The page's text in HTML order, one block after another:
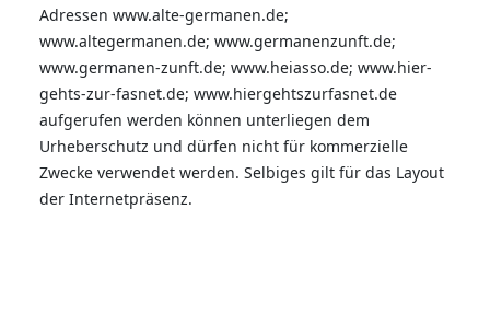
Adressen www.alte-germanen.de;
www.altegermanen.de; www.germanenzunft.de;
www.germanen-zunft.de; www.heiasso.de; www.hier-
gehts-zur-fasnet.de; www.hiergehtszurfasnet.de
aufgerufen werden können unterliegen dem
Urheberschutz und dürfen nicht für kommerzielle
Zwecke verwendet werden. Selbiges gilt für das Layout
der Internetpräsenz.